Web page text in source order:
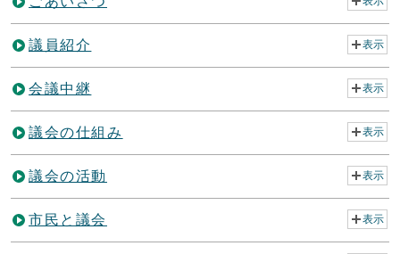
議員紹介 表示
会議中継 表示
議会の仕組み 表示
議会の活動 表示
市民と議会 表示